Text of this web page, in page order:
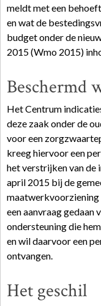
meldt met een
en wat de
budget onder de
2015 (Wmo 2015)
Beschermd
Het Centrum
deze zaak onder de
voor een
kreeg hiervoor een
het verstrijken van de
april 2015 bij de
maatwerkvoorziening
een aanvraag gedaan
ondersteuning die
en wil daarvoor een
ontvangen.
Het geschil